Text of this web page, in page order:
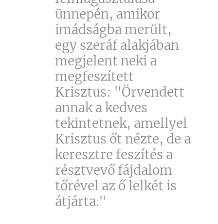
ünnepén, amikor
imádságba merült,
egy szeráf alakjában
megjelent neki a
megfeszített
Krisztus: "Örvendett
annak a kedves
tekintetnek, amellyel
Krisztus őt nézte, de a
keresztre feszítés a
résztvevő fájdalom
tőrével az ő lelkét is
átjárta."